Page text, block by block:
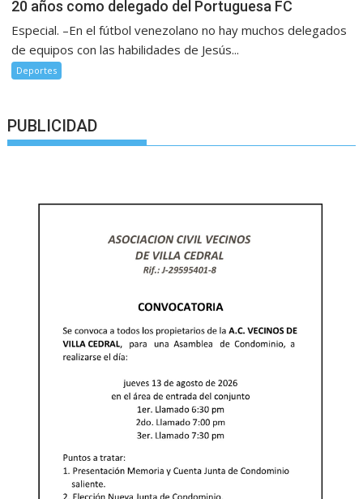
20 años como delegado del Portuguesa FC
Especial. –En el fútbol venezolano no hay muchos delegados
de equipos con las habilidades de Jesús...
Deportes
PUBLICIDAD